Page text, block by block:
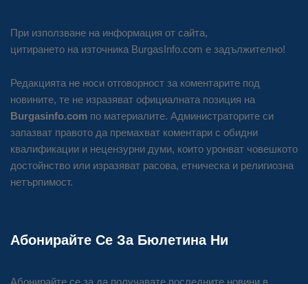
При използване на информация от сайта,
цитирането на източника BurgasInfo.com е задължително!
Редакцията не носи отговорност за коментарите под
новините, те не изразяват официалната позиция на
Burgasinfo.com по материалите. Администраторите си
запазват правото да премахват коментари с обидни
квалификации и нецензурни думи, които уронват човешкото
достойнство или изразяват расова, етническа и религиозна
нетърпимост.
Абонирайте Се За Бюлетина Ни
Абонирайте се за да получавате последните новини в